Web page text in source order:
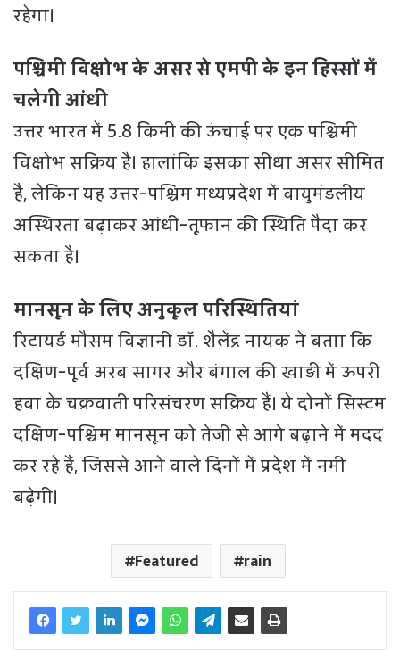
रहेगा।
पश्चिमी विक्षोभ के असर से एमपी के इन हिस्सों में
चलेगी आंधी
उत्तर भारत में 5.8 किमी की ऊंचाई पर एक पश्चिमी
विक्षोभ सक्रिय है। हालांकि इसका सीधा असर सीमित
है, लेकिन यह उत्तर-पश्चिम मध्यप्रदेश में वायुमंडलीय
अस्थिरता बढ़ाकर आंधी-तूफान की स्थिति पैदा कर
सकता है।
मानसून के लिए अनुकूल परिस्थितियां
रिटायर्ड मौसम विज्ञानी डॉ. शैलेंद्र नायक ने बताा कि
दक्षिण-पूर्व अरब सागर और बंगाल की खाड़ी में ऊपरी
हवा के चक्रवाती परिसंचरण सक्रिय हैं। ये दोनों सिस्टम
दक्षिण-पश्चिम मानसून को तेजी से आगे बढ़ाने में मदद
कर रहे हैं, जिससे आने वाले दिनों में प्रदेश में नमी
बढ़ेगी।
Featured rain